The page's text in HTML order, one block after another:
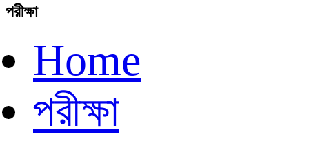
পরীক্ষা
Home
পরীক্ষা